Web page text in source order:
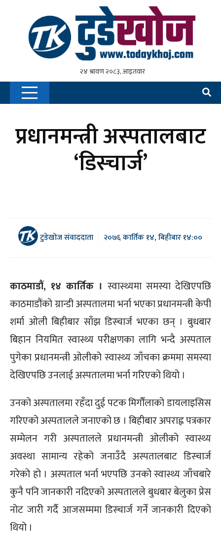
प्रधानमन्त्री अस्पतालबाट
‘डिस्चार्ज’
टुडेखोज संवाददाता २०७६ कार्तिक १४, बिहीबार १४:००
काठमाडौं, १४ कार्तिक । स्वास्थ्यमा समस्या देखिएपछि
काठमाडौंको ग्रान्डी अस्पतालमा भर्ना भएका प्रधानमन्त्री केपी
शर्मा ओली बिहीबार साँझ डिस्चार्ज भएका छन् । बुधबार
बिहान नियमित स्वास्थ्य परीक्षणका लागि भन्दै अस्पताल
पुगेका प्रधानमन्त्री ओलीको स्वास्थ्य जाँचका क्रममा समस्या
देखिएपछि उनलाई अस्पतालमा भर्ना गरिएको थियो ।
उनको अस्पतालमा रहँदा दुई पटक मिर्गौंलाको डायलाइसिस
गरिएको अस्पतालले जनाएको छ । बिहीबार अपराह्न पत्रकार
सम्मेलन गरी अस्पतालले प्रधानमन्त्री ओलीको स्वास्थ्य
अवस्था सामान्य रहेको जनाउँदै अस्पतालबाट डिस्चार्ज
गरेको हो । अस्पताल भर्ना भएपछि उनको स्वास्थ्य जाँचबारे
कुनै पनि जानकारी नदिएको अस्पतालले बुधबार बेलुका प्रेस
नोट जारी गर्दै आजसम्ममा डिस्चार्ज गर्ने जानकारी दिएको
थियो ।